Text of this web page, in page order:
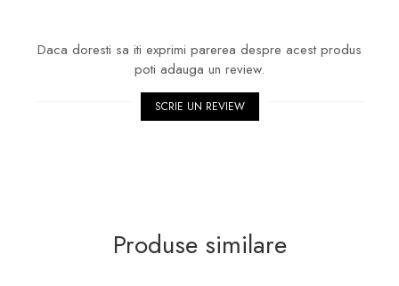
Daca doresti sa iti exprimi parerea despre acest produs
poti adauga un review.
SCRIE UN REVIEW
Produse similare